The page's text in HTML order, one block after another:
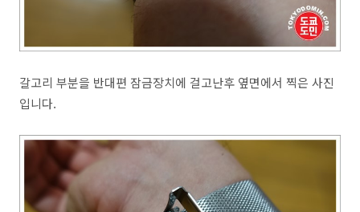
갈고리 부분을 반대편 잠금장치에 걸고난후 옆면에서 찍은 사진
입니다.